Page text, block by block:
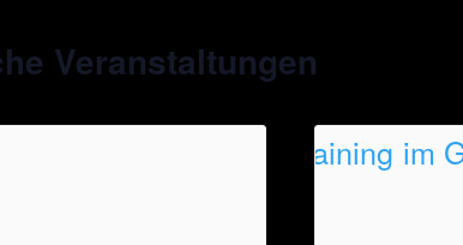
Veranstaltungen